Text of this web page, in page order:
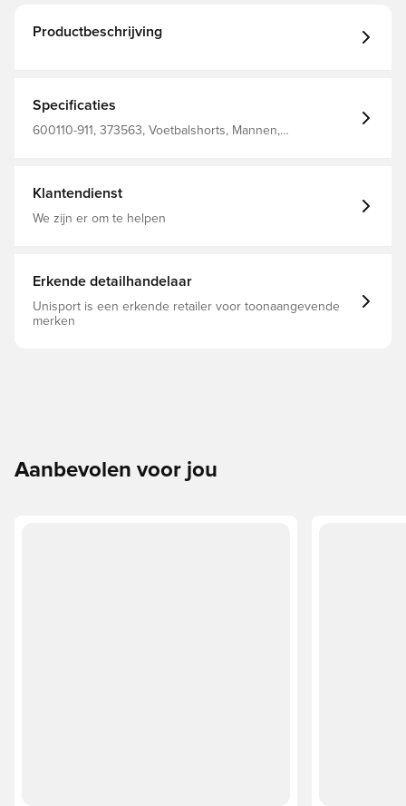
Productbeschrijving
Specificaties
600110-911, 373563, Voetbalshorts, Mannen,
Klantendienst
We zijn er om te helpen
Erkende detailhandelaar
Unisport is een erkende retailer voor toonaangevende
merken
Aanbevolen voor jou